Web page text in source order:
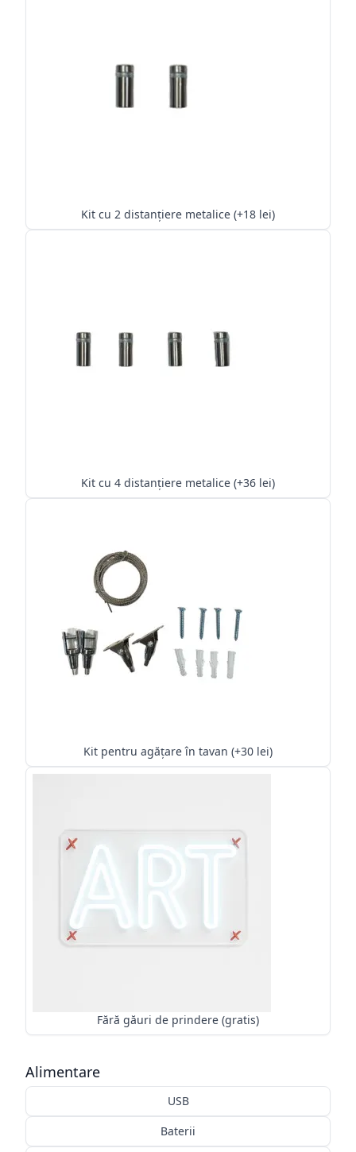
Kit cu 2 distanțiere metalice (+18 lei)
Kit cu 4 distanțiere metalice (+36 lei)
Kit pentru agățare în tavan (+30 lei)
Fără găuri de prindere (gratis)
Alimentare
USB
Baterii